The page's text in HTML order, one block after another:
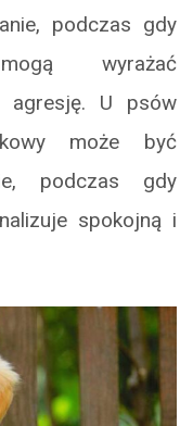
podczas gdy
wyrażać
agresję. U psów
może być
podczas gdy
spokojną i